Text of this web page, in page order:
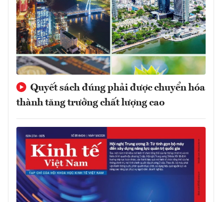
Quyết sách đúng phải được chuyển hóa
thành tăng trưởng chất lượng cao